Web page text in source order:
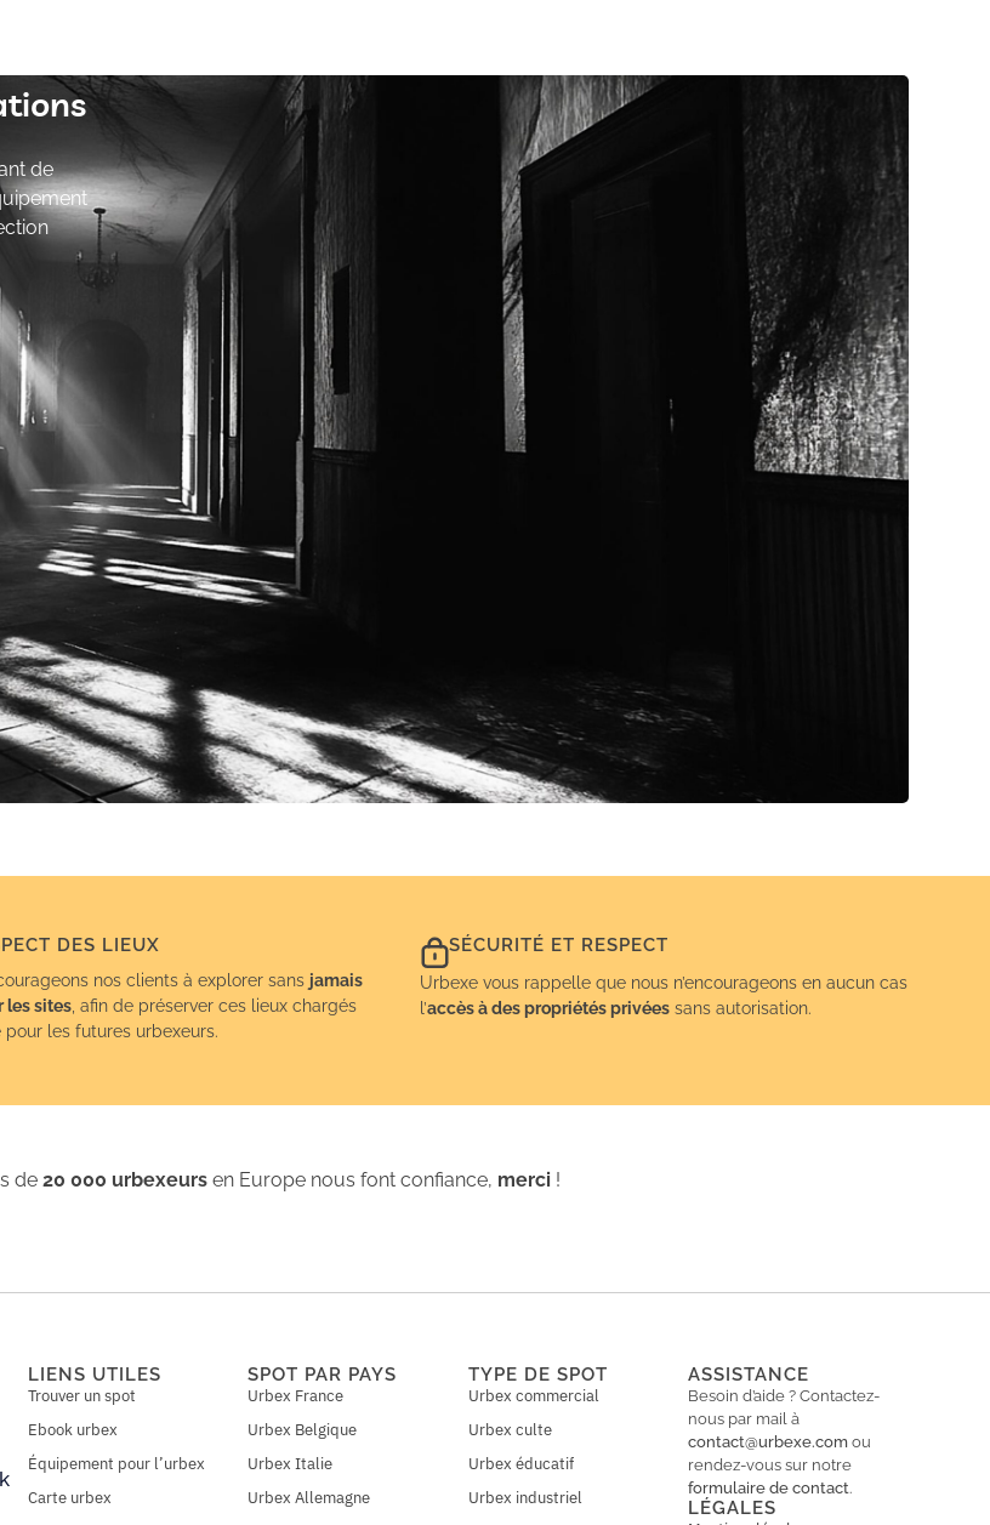
de
DES LIEUX
nos clients à explorer sans jamais
les sites , afin de préserver ces lieux chargés
pour les futures urbexeurs.
SÉCURITÉ ET RESPECT
Urbexe vous rappelle que nous n’encourageons en aucun cas
l’accès à des propriétés privéessans autorisation.
de20 000 urbexeurs en Europe nous font confiance, merci !
LIENS UTILES
Trouver un spot
Ebook urbex
Équipement pour l’urbex
Carte urbex
SPOT PAR PAYS
Urbex France
Urbex Belgique
Urbex Italie
Urbex Allemagne
TYPE DE SPOT
Urbex commercial
Urbex culte
Urbex éducatif
Urbex industriel
ASSISTANCE
Besoin d’aide ? Contactez-
nous par mail à
contact@urbexe.com ou
rendez-vous sur notre
formulaire de contact.
LÉGALES